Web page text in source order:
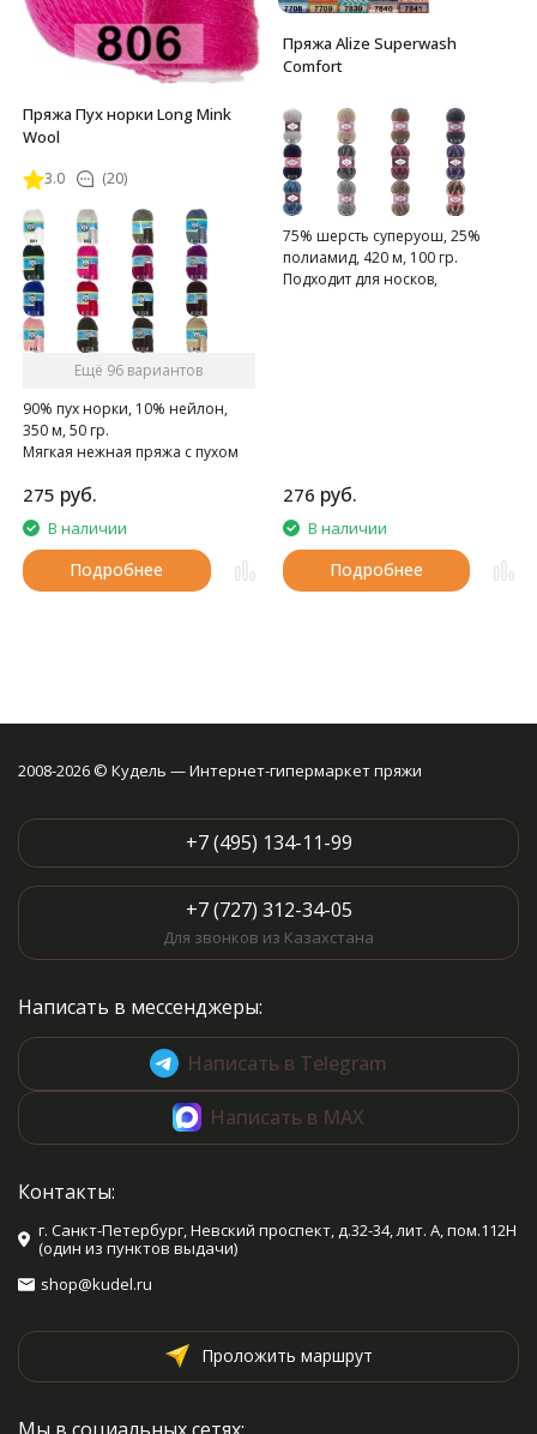
Пряжа Пух норки Long Mink
Wool
3.0 (20)
Ещё 96 вариантов
90% пух норки, 10% нейлон,
350 м, 50 гр.
Мягкая нежная пряжа с пухом
275 руб.
В наличии
Подробнее
Пряжа Alize Superwash
Comfort
75% шерсть суперуош, 25%
полиамид, 420 м, 100 гр.
Подходит для носков,
276 руб.
В наличии
Подробнее
2008-2026 © Кудель — Интернет-гипермаркет пряжи
+7 (495) 134-11-99
+7 (727) 312-34-05
Для звонков из Казахстана
Написать в мессенджеры:
Написать в Telegram
Написать в MAX
Контакты:
г. Санкт-Петербург, Невский проспект, д.32-34, лит. А, пом.112Н
(один из пунктов выдачи)
shop@kudel.ru
Проложить маршрут